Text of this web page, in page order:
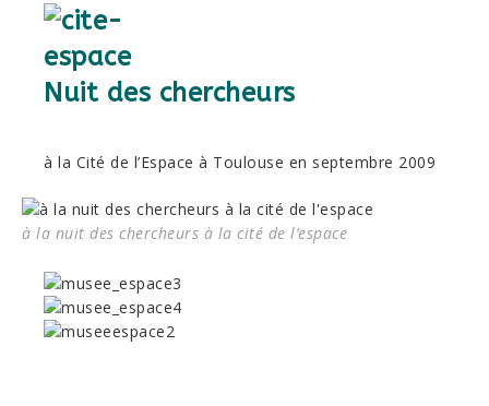
Nuit des chercheurs
à la Cité de l’Espace à Toulouse en septembre 2009
à la nuit des chercheurs à la cité de l’espace